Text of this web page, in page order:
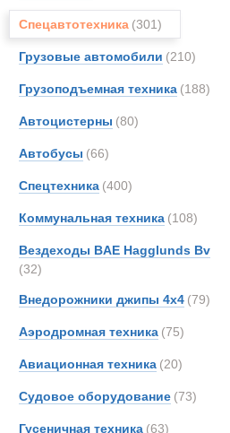
Спецавтотехника (301)
Грузовые автомобили (210)
Грузоподъемная техника (188)
Автоцистерны (80)
Автобусы (66)
Спецтехника (400)
Коммунальная техника (108)
Вездеходы BAE Hagglunds Bv
(32)
Внедорожники джипы 4х4 (79)
Аэродромная техника (75)
Авиационная техника (20)
Судовое оборудование (73)
Гусеничная техника (63)